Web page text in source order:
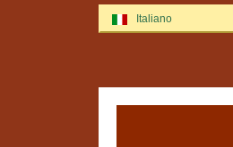
Italiano